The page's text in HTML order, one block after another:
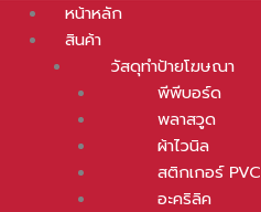
หน้าหลัก
สินค้า
วัสดุทำป้ายโฆษณา
พีพีบอร์ด
พลาสวูด
ผ้าไวนิล
สติกเกอร์ PVC
อะคริลิค